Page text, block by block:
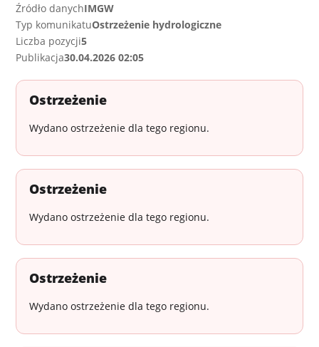
Źródło danychIMGW
Typ komunikatuOstrzeżenie hydrologiczne
Liczba pozycji5
Publikacja30.04.2026 02:05
Ostrzeżenie
Wydano ostrzeżenie dla tego regionu.
Ostrzeżenie
Wydano ostrzeżenie dla tego regionu.
Ostrzeżenie
Wydano ostrzeżenie dla tego regionu.